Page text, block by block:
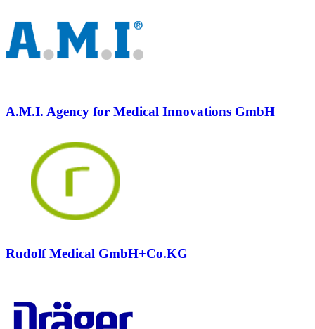
A.M.I. Agency for Medical Innovations GmbH
Rudolf Medical GmbH+Co.KG